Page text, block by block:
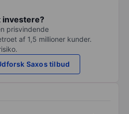
investere?
prisvindende
af 1,5 millioner kunder.
Saxos tilbud